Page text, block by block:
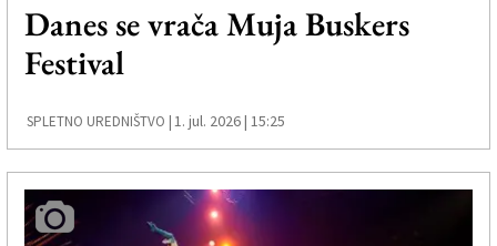
Danes se vrača Muja Buskers
Festival
SPLETNO UREDNIŠTVO | 1. jul. 2026 | 15:25